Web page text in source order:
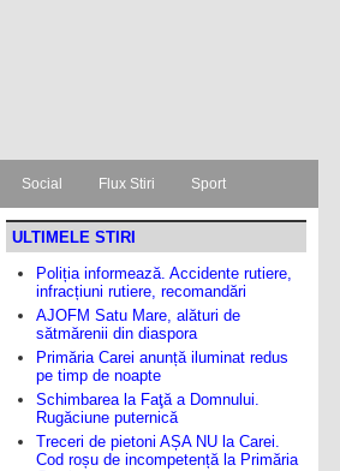
Social Flux Stiri Sport
ULTIMELE STIRI
Poliția informează. Accidente rutiere,
infracțiuni rutiere, recomandări
AJOFM Satu Mare, alături de
sătmărenii din diaspora
Primăria Carei anunță iluminat redus
pe timp de noapte
Schimbarea la Faţă a Domnului.
Rugăciune puternică
Treceri de pietoni AȘA NU la Carei.
Cod roșu de incompetență la Primăria